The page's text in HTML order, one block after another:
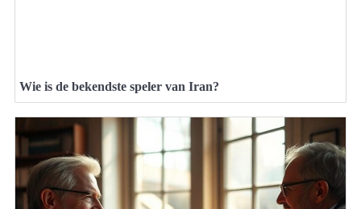
Wie is de bekendste speler van Iran?